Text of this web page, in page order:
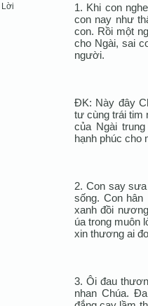
Lời
1. Khi con
con nay như
con. Rồi một
cho Ngài, sai
người.
ÐK: Này đây
tư cùng trái tim
của Ngài
hạnh phúc cho
2. Con say
sống. Con
xanh đồi
úa trong muôn
xin thương ai
3. Ôi đau
nhan Chúa.